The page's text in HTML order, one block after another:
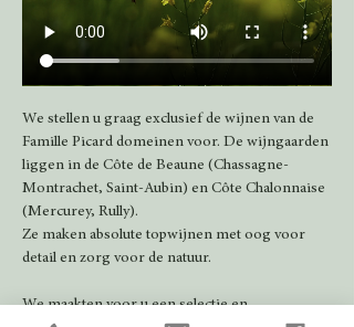
We stellen u graag exclusief de wijnen van de
Famille Picard domeinen voor. De wijngaarden
liggen in de Côte de Beaune (Chassagne-
Montrachet, Saint-Aubin) en Côte Chalonnaise
(Mercurey, Rully).
Ze maken absolute topwijnen met oog voor
detail en zorg voor de natuur.
We maakten voor u een selectie en